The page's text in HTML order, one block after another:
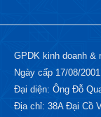
GPDK kinh doanh &
Ngày cấp 17/08/
Đại diện: Ông Đỗ
Địa chỉ: 38A Đại Cồ